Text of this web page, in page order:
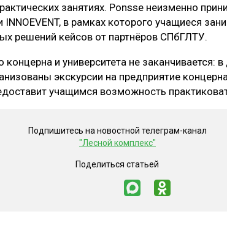
занятиях. Ponsse неизменно
в рамках которого учащиеся
решений кейсов от партнёров СПбГЛТУ.
концерна и университета не заканчивается:
экскурсии на предприятие
учащимся возможность
Подпишитесь на новостной телеграм-канал
"Лесной комплекс"
Поделиться статьей